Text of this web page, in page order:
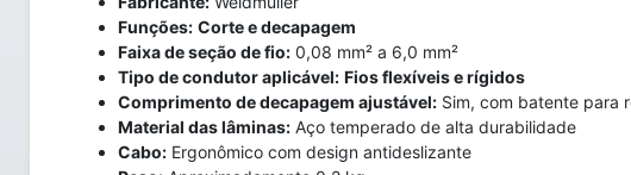
Funções: Corte e decapagem
Faixa de seção de fio: 0,08 mm² a 6,0 mm²
Tipo de condutor aplicável: Fios flexíveis e rígidos
Comprimento de decapagem ajustável: Sim, com batente para
Material das lâminas: Aço temperado de alta durabilidade
Cabo: Ergonômico com design antideslizante